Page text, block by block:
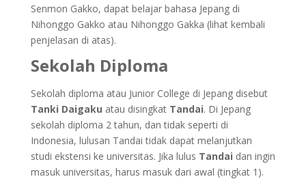
Senmon Gakko, dapat belajar bahasa Jepang di
Nihonggo Gakko atau Nihonggo Gakka (lihat kembali
penjelasan di atas).
Sekolah Diploma
Sekolah diploma atau Junior College di Jepang disebut
Tanki Daigaku atau disingkat Tandai. Di Jepang
sekolah diploma 2 tahun, dan tidak seperti di
Indonesia, lulusan Tandai tidak dapat melanjutkan
studi ekstensi ke universitas. Jika lulus Tandai dan ingin
masuk universitas, harus masuk dari awal (tingkat 1).